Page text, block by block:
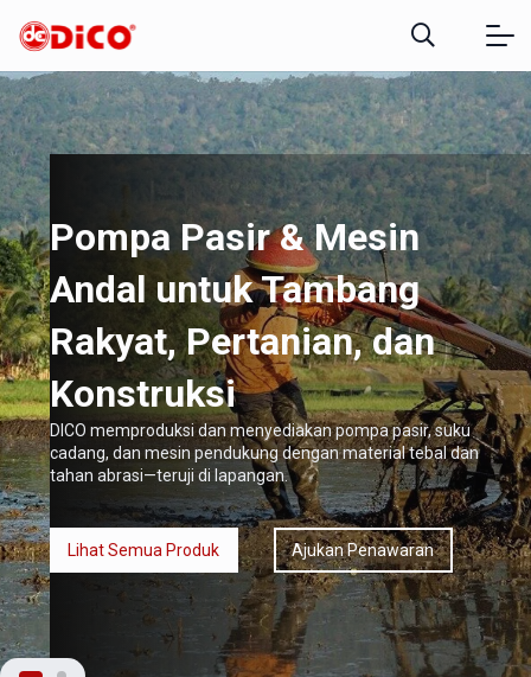
Pompa Pasir & Mesin
Andal untuk Tambang
Rakyat, Pertanian, dan
Konstruksi
DICO memproduksi dan menyediakan pompa pasir, suku
cadang, dan mesin pendukung dengan material tebal dan
tahan abrasi—teruji di lapangan.
Lihat Semua Produk Ajukan Penawaran